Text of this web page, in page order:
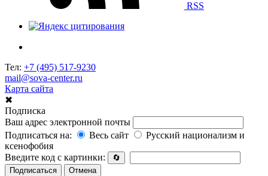
RSS
Тел: +7 (495) 517-9230
mail@sova-center.ru
Карта сайта
✖
Подписка
Ваш адрес электронной почты
Подписаться на:
Весь сайт
Русский национализм и
ксенофобия
Введите код с картинки:
🔄
Подписаться
Отмена